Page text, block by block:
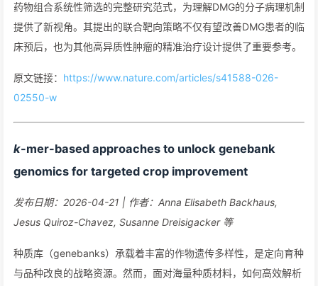
药物组合系统性筛选的完整研究范式，为理解DMG的分子病理机制
提供了新视角。其提出的联合靶向策略不仅有望改善DMG患者的临
床预后，也为其他高异质性肿瘤的精准治疗设计提供了重要参考。
原文链接： https://www.nature.com/articles/s41588-026-
02550-w
k-mer-based approaches to unlock genebank
genomics for targeted crop improvement
发布日期：2026-04-21 | 作者：Anna Elisabeth Backhaus,
Jesus Quiroz-Chavez, Susanne Dreisigacker 等
种质库（genebanks）承载着丰富的作物遗传多样性，是定向育种
与品种改良的战略资源。然而，面对海量种质材料，如何高效解析